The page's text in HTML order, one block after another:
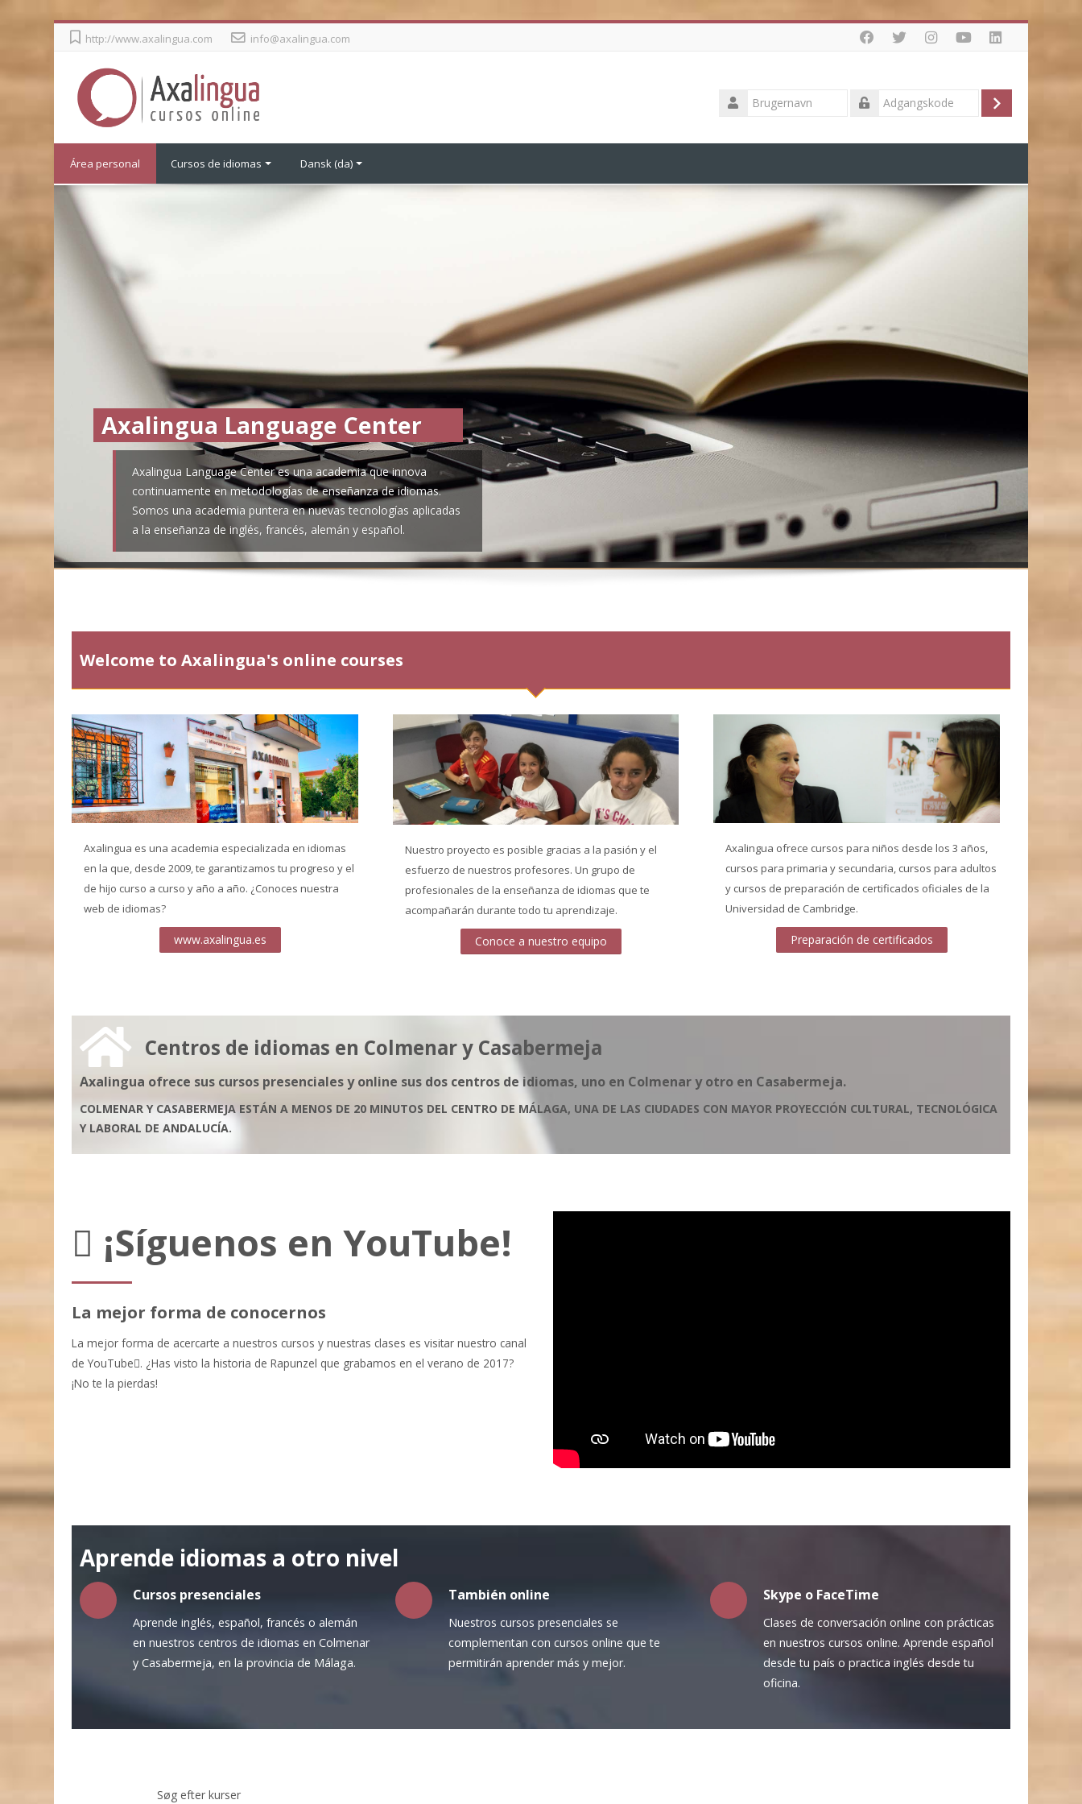
http://www.axalingua.com info@axalingua.com
Brugernavn
Log
ind
Área personal Cursos de idiomas Dansk ‎(da)‎
Axalingua Language Center
Axalingua Language Center es una academia que innova
continuamente en metodologías de enseñanza de idiomas.
Somos una academia puntera en nuevas tecnologías aplicadas
a la enseñanza de inglés, francés, alemán y español.
Welcome to Axalingua's online courses
Axalingua es una academia especializada en idiomas
en la que, desde 2009, te garantizamos tu progreso y el
de hijo curso a curso y año a año. ¿Conoces nuestra
web de idiomas?
www.axalingua.es
Nuestro proyecto es posible gracias a la pasión y el
esfuerzo de nuestros profesores. Un grupo de
profesionales de la enseñanza de idiomas que te
acompañarán durante todo tu aprendizaje.
Conoce a nuestro equipo
Axalingua ofrece cursos para niños desde los 3 años,
cursos para primaria y secundaria, cursos para adultos
y cursos de preparación de certificados oficiales de la
Universidad de Cambridge.
Preparación de certificados
Centros de idiomas en Colmenar y Casabermeja
Axalingua ofrece sus cursos presenciales y online sus dos centros de idiomas, uno en Colmenar y otro en Casabermeja.
COLMENAR Y CASABERMEJA ESTÁN A MENOS DE 20 MINUTOS DEL CENTRO DE MÁLAGA, UNA DE LAS CIUDADES CON MAYOR PROYECCIÓN CULTURAL, TECNOLÓGICA
Y LABORAL DE ANDALUCÍA.
¡Síguenos en YouTube!
La mejor forma de conocernos
La mejor forma de acercarte a nuestros cursos y nuestras clases es visitar nuestro canal
de YouTube . ¿Has visto la historia de Rapunzel que grabamos en el verano de 2017?
¡No te la pierdas!
Aprende idiomas a otro nivel
Cursos presenciales
Aprende inglés, español, francés o alemán
en nuestros centros de idiomas en Colmenar
y Casabermeja, en la provincia de Málaga.
También online
Nuestros cursos presenciales se
complementan con cursos online que te
permitirán aprender más y mejor.
Skype o FaceTime
Clases de conversación online con prácticas
en nuestros cursos online. Aprende español
desde tu país o practica inglés desde tu
oficina.
Søg efter kurser